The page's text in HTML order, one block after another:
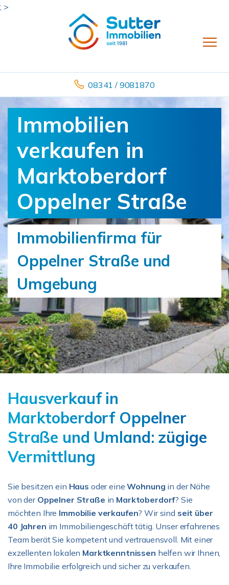
; >
08341 / 9081870
Immobilien
verkaufen in
Marktoberdorf
Oppelner Straße
Immobilienfirma für
Oppelner Straße und
Umgebung
Hausverkauf in
Marktoberdorf Oppelner
Straße und Umland: zügige
Vermittlung
Sie besitzen ein Haus oder eineWohnung in der Nähe
von der Oppelner Straße in Marktoberdorf? Sie
möchten Ihre Immobilie verkaufen? Wir sind seit über
40 Jahren im Immobiliengeschäft tätig. Unser erfahrenes
Team berät Sie kompetent und vertrauensvoll. Mit einer
exzellenten lokalen Marktkenntnissen helfen wir Ihnen,
Ihre Immobilie erfolgreich und sicher zu verkaufen.